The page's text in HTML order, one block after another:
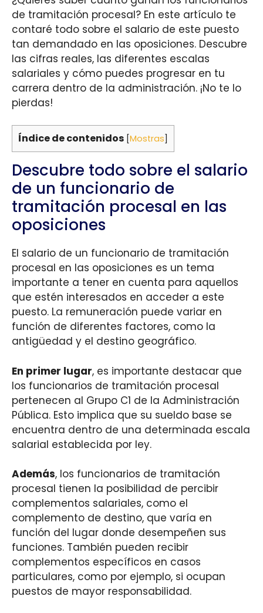
de tramitación procesal? En este artículo te
contaré todo sobre el salario de este puesto
tan demandado en las oposiciones. Descubre
las cifras reales, las diferentes escalas
salariales y cómo puedes progresar en tu
carrera dentro de la administración. ¡No te lo
pierdas!
Índice de contenidos [Mostras]
Descubre todo sobre el salario
de un funcionario de
tramitación procesal en las
oposiciones
El salario de un funcionario de tramitación
procesal en las oposiciones es un tema
importante a tener en cuenta para aquellos
que estén interesados en acceder a este
puesto. La remuneración puede variar en
función de diferentes factores, como la
antigüedad y el destino geográfico.
En primer lugar, es importante destacar que
los funcionarios de tramitación procesal
pertenecen al Grupo C1 de la Administración
Pública. Esto implica que su sueldo base se
encuentra dentro de una determinada escala
salarial establecida por ley.
Además, los funcionarios de tramitación
procesal tienen la posibilidad de percibir
complementos salariales, como el
complemento de destino, que varía en
función del lugar donde desempeñen sus
funciones. También pueden recibir
complementos específicos en casos
particulares, como por ejemplo, si ocupan
puestos de mayor responsabilidad.